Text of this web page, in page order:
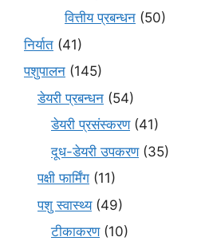
वित्तीय प्रबन्धन (50)
निर्यात (41)
पशुपालन (145)
डेयरी प्रबन्धन (54)
डेयरी प्रसंस्करण(41)
दूध-डेयरी उपकरण(35)
पक्षी फार्मिंग (11)
पशु स्वास्थ्य(49)
टीकाकरण(10)